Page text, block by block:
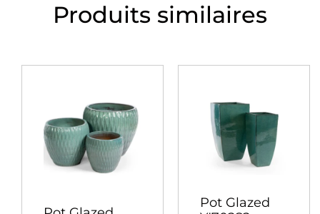
Produits similaires
Pot Glazed